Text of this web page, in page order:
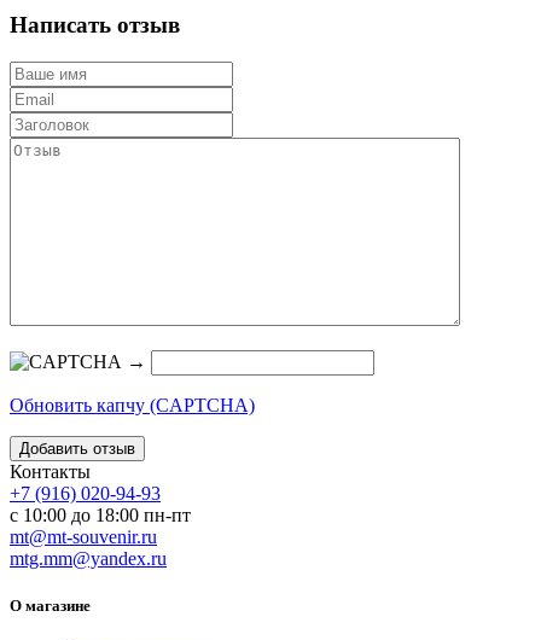
Написать отзыв
→
Обновить капчу (CAPTCHA)
Контакты
+7 (916) 020-94-93
с 10:00 до 18:00 пн-пт
mt@mt-souvenir.ru
mtg.mm@yandex.ru
О магазине